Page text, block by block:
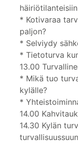
häiriötilanteisiin
* Kotivaraa
paljon?
* Selviydy
* Tietoturva
13.00
* Mikä tuo
kylälle?
*
14.00
14.30 Kylän